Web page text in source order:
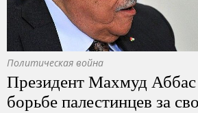
Политическая война
Президент Махмуд Аббас
борьбе палестинцев за